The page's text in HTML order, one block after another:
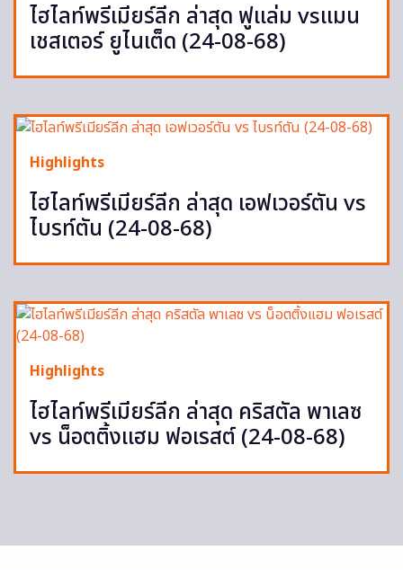
ไฮไลท์พรีเมียร์ลีก ล่าสุด ฟูแล่ม vsแมน
เชสเตอร์ ยูไนเต็ด (24-08-68)
Highlights
ไฮไลท์พรีเมียร์ลีก ล่าสุด เอฟเวอร์ตัน vs
ไบรท์ตัน (24-08-68)
Highlights
ไฮไลท์พรีเมียร์ลีก ล่าสุด คริสตัล พาเลซ
vs น็อตติ้งแฮม ฟอเรสต์ (24-08-68)